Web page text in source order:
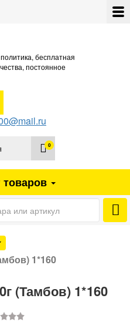
бесплатная
постоянное
0
товаров
1*160
(Тамбов) 1*160